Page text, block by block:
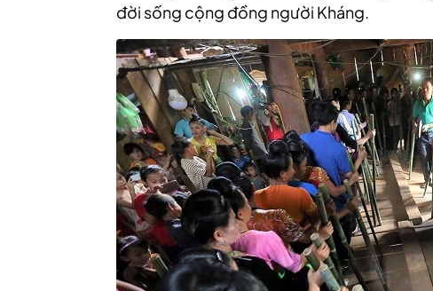
đời sống cộng đồng người Kháng.